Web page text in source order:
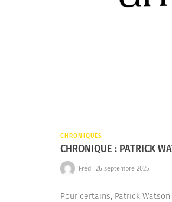
CHRONIQUES
CHRONIQUE : PATRICK
Fred 26 septembre 2025
Pour certains, Patrick